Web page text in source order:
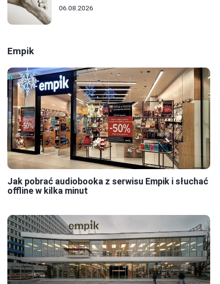
06.08.2026
Empik
Jak pobrać audiobooka z serwisu Empik i słuchać
offline w kilka minut